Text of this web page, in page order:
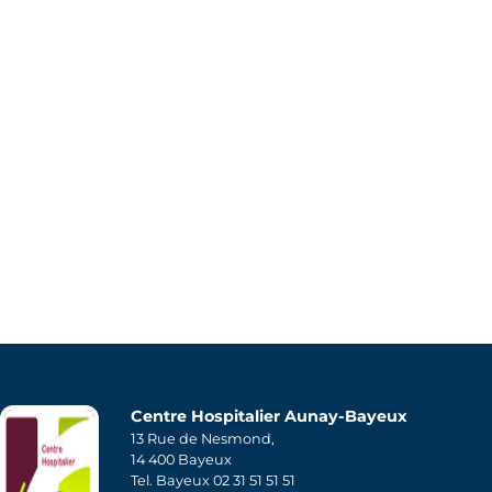
Centre Hospitalier Aunay-Bayeux
13 Rue de Nesmond,
14 400 Bayeux
Tel. Bayeux 02 31 51 51 51